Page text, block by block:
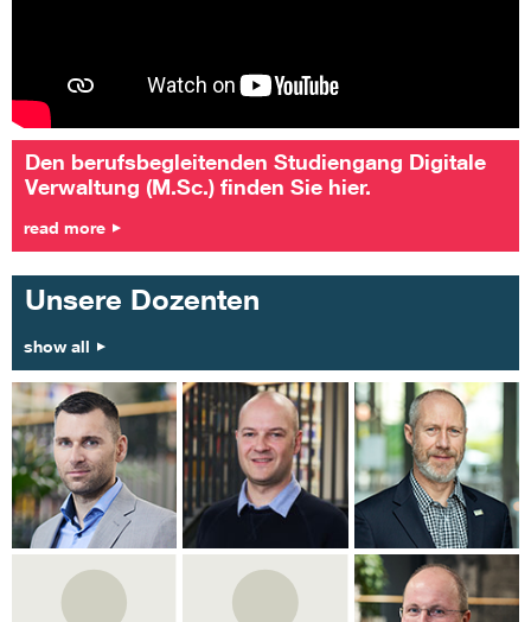
Den berufsbegleitenden Studiengang Digitale
Verwaltung (M.Sc.) finden Sie hier.
read more
Unsere Dozenten
show all